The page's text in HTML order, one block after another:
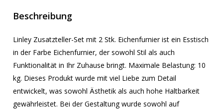
Beschreibung
Linley Zusatzteller-Set mit 2 Stk. Eichenfurnier ist ein Esstisch
in der Farbe Eichenfurnier, der sowohl Stil als auch
Funktionalität in Ihr Zuhause bringt. Maximale Belastung: 10
kg. Dieses Produkt wurde mit viel Liebe zum Detail
entwickelt, was sowohl Ästhetik als auch hohe Haltbarkeit
gewährleistet. Bei der Gestaltung wurde sowohl auf